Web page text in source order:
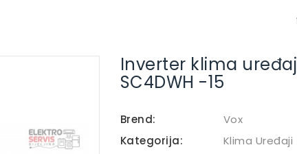
Inverter klima uređaj
SC4DWH -15
Brend:
Vox
Kategorija:
Klima Uređaji